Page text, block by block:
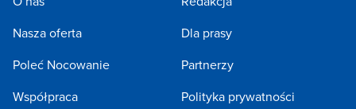
Nasza oferta
Poleć Nocowanie
Współpraca
Dla prasy
Partnerzy
Polityka prywatności